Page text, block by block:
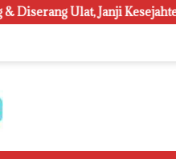
Petani Terasa Hanya janji